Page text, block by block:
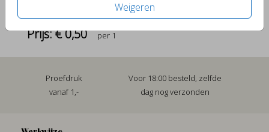
Weigeren
naturel (recycled) 15,6 x 22
Prijs:€ 0,50 per 1
Proefdruk
vanaf 1,-
Voor 18:00 besteld, zelfde
dag nog verzonden